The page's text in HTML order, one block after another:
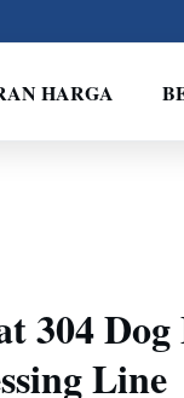
HARGA
304 Dog
Line